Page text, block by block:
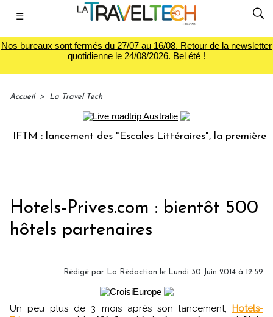
☰
Nos bureaux sont fermés du 27/07 au 16/08. Retour de la newsletter
quotidienne le 24/08/2026. Bel été !
Accueil > La Travel Tech
: lancement des "Escales Littéraires", la première
Hotels-Prives.com : bientôt 500
hôtels partenaires
Rédigé par La Rédaction le Lundi 30 Juin 2014 à 12:59
Un peu plus de 3 mois après son lancement, Hotels-